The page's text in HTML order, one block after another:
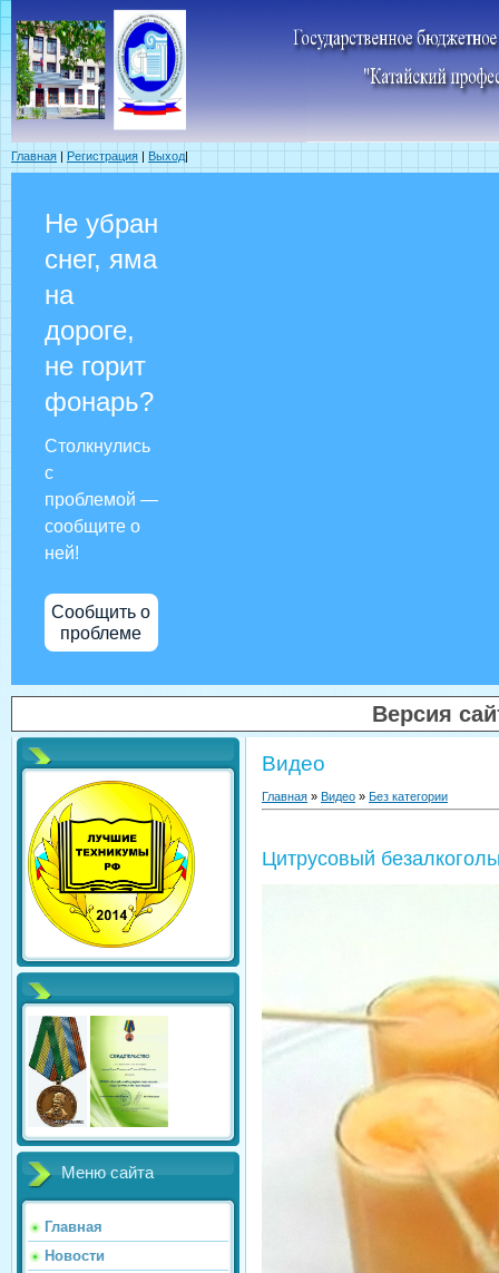
Главная | Регистрация | Выход|
Не убран
снег, яма
на
дороге,
не горит
фонарь?
Столкнулись
с
проблемой —
сообщите о
ней!
Сообщить о
проблеме
Версия
Меню сайта
Главная
Новости
Видео
Главная » Видео » Без категории
Цитрусовый